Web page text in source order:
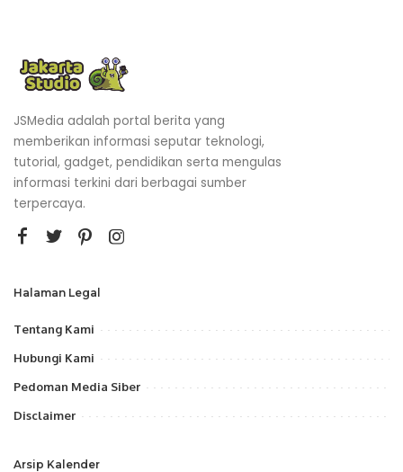
JSMedia adalah portal berita yang
memberikan informasi seputar teknologi,
tutorial, gadget, pendidikan serta mengulas
informasi terkini dari berbagai sumber
terpercaya.
Halaman Legal
Tentang Kami
Hubungi Kami
Pedoman Media Siber
Disclaimer
Arsip Kalender